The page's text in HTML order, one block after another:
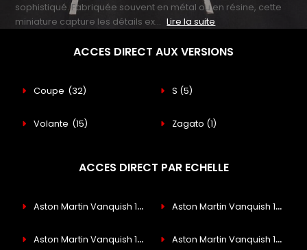
sophistiqué. Fabriquée souvent en métal ou en résine, cette
miniature capture les détails ex... Lire la suite
ACCES DIRECT AUX VERSIONS
Coupe (32) S (5)
Volante (15) Zagato (1)
ACCES DIRECT PAR ECHELLE
Aston Martin Vanquish 1/18 (36) Aston Martin Vanquish 1/24
Aston Martin Vanquish 1/43 (12) Aston Martin Vanquish 1/76